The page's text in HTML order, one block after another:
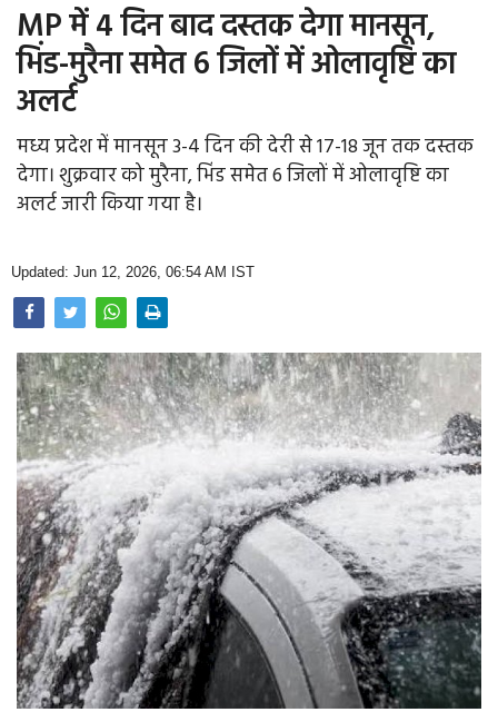
Office Office
Political Gossips
Farm & Food
Opinion
Photo Gallery
Home
MP में 4 दिन बाद दस्तक देगा मानसून,
भिंड-मुरैना समेत 6 जिलों में ओलावृष्टि का
अलर्ट
मध्य प्रदेश में मानसून 3-4 दिन की देरी से 17-18 जून तक दस्तक
देगा। शुक्रवार को मुरैना, भिंड समेत 6 जिलों में ओलावृष्टि का
अलर्ट जारी किया गया है।
Updated: Jun 12, 2026, 06:54 AM IST